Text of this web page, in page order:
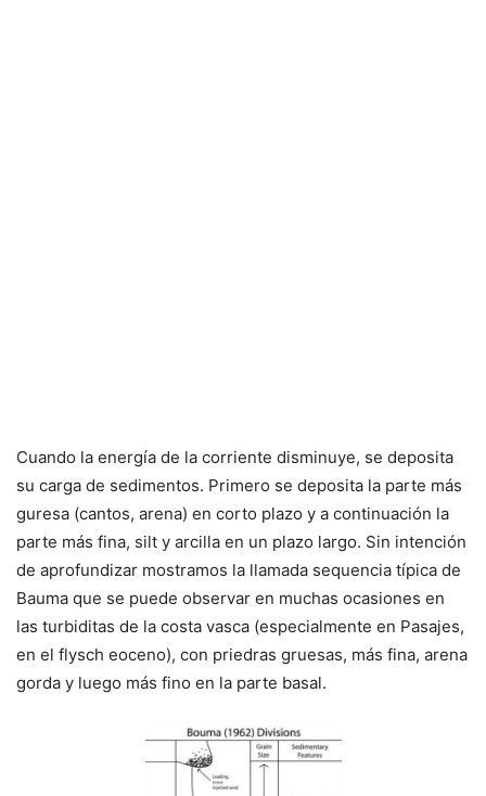
Cuando la energía de la corriente disminuye, se deposita
su carga de sedimentos. Primero se deposita la parte más
guresa (cantos, arena) en corto plazo y a continuación la
parte más fina, silt y arcilla en un plazo largo. Sin intención
de aprofundizar mostramos la llamada sequencia típica de
Bauma que se puede observar en muchas ocasiones en
las turbiditas de la costa vasca (especialmente en Pasajes,
en el flysch eoceno), con priedras gruesas, más fina, arena
gorda y luego más fino en la parte basal.